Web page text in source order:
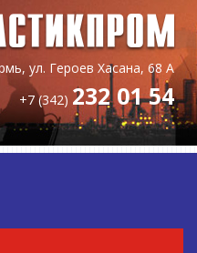
ул. Героев Хасана, 68 А
+7 (342) 232 01 54